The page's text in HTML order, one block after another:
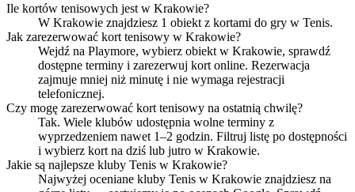
Ile kortów tenisowych jest w Krakowie?
W Krakowie znajdziesz 1 obiekt z kortami do gry w Tenis.
Jak zarezerwować kort tenisowy w Krakowie?
Wejdź na Playmore, wybierz obiekt w Krakowie, sprawdź
dostępne terminy i zarezerwuj kort online. Rezerwacja
zajmuje mniej niż minutę i nie wymaga rejestracji
telefonicznej.
Czy mogę zarezerwować kort tenisowy na ostatnią chwilę?
Tak. Wiele klubów udostępnia wolne terminy z
wyprzedzeniem nawet 1–2 godzin. Filtruj listę po dostępności
i wybierz kort na dziś lub jutro w Krakowie.
Jakie są najlepsze kluby Tenis w Krakowie?
Najwyżej oceniane kluby Tenis w Krakowie znajdziesz na